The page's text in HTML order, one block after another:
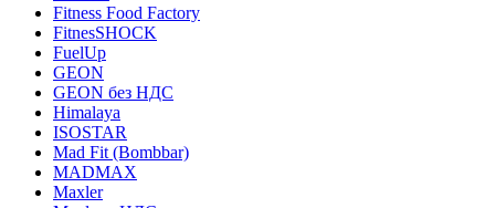
Fitness Food Factory
FitnesSHOCK
FuelUp
GEON
GEON без НДС
Himalaya
ISOSTAR
Mad Fit (Bombbar)
MADMAX
Maxler